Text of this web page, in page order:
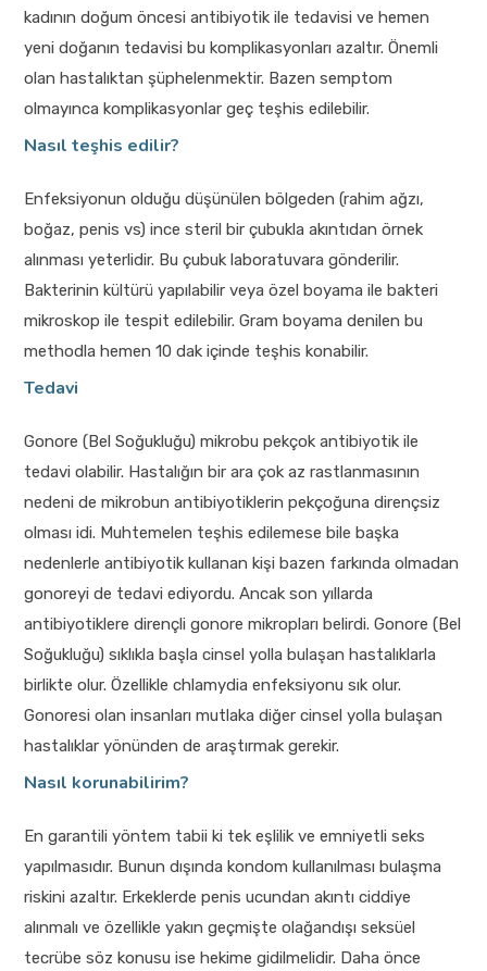
kadının doğum öncesi antibiyotik ile tedavisi ve hemen
yeni doğanın tedavisi bu komplikasyonları azaltır. Önemli
olan hastalıktan şüphelenmektir. Bazen semptom
olmayınca komplikasyonlar geç teşhis edilebilir.
Nasıl teşhis edilir?
Enfeksiyonun olduğu düşünülen bölgeden (rahim ağzı,
boğaz, penis vs) ince steril bir çubukla akıntıdan örnek
alınması yeterlidir. Bu çubuk laboratuvara gönderilir.
Bakterinin kültürü yapılabilir veya özel boyama ile bakteri
mikroskop ile tespit edilebilir. Gram boyama denilen bu
methodla hemen 10 dak içinde teşhis konabilir.
Tedavi
Gonore (Bel Soğukluğu) mikrobu pekçok antibiyotik ile
tedavi olabilir. Hastalığın bir ara çok az rastlanmasının
nedeni de mikrobun antibiyotiklerin pekçoğuna dirençsiz
olması idi. Muhtemelen teşhis edilemese bile başka
nedenlerle antibiyotik kullanan kişi bazen farkında olmadan
gonoreyi de tedavi ediyordu. Ancak son yıllarda
antibiyotiklere dirençli gonore mikropları belirdi. Gonore (Bel
Soğukluğu) sıklıkla başla cinsel yolla bulaşan hastalıklarla
birlikte olur. Özellikle chlamydia enfeksiyonu sık olur.
Gonoresi olan insanları mutlaka diğer cinsel yolla bulaşan
hastalıklar yönünden de araştırmak gerekir.
Nasıl korunabilirim?
En garantili yöntem tabii ki tek eşlilik ve emniyetli seks
yapılmasıdır. Bunun dışında kondom kullanılması bulaşma
riskini azaltır. Erkeklerde penis ucundan akıntı ciddiye
alınmalı ve özellikle yakın geçmişte olağandışı seksüel
tecrübe söz konusu ise hekime gidilmelidir. Daha önce